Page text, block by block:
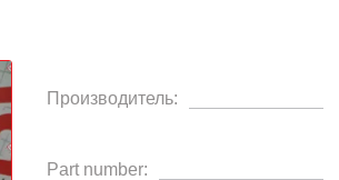
Производитель:
Part number: